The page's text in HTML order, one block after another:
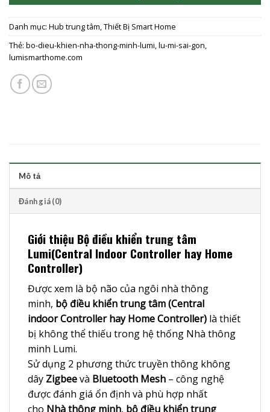
Danh mục: Hub trung tâm,Thiết Bị Smart Home
Thẻ: bo-dieu-khien-nha-thong-minh-lumi,lu-mi-sai-gon,
lumismarthome.com
Mô tả
Đánh giá (0)
Giới thiệu Bộ điều khiển trung tâm
Lumi(Central Indoor Controller hay Home
Controller)
Được xem là bộ não của ngôi nhà thông
minh, bộ điều khiển trung tâm (Central
indoor Controller hay Home Controller) là thiết
bị không thể thiếu trong hệ thống Nhà thông
minh Lumi.
Sử dụng 2 phương thức truyền thông không
dây Zigbeevà Bluetooth Mesh – công nghệ
được đánh giá ổn định và phù hợp nhất
cho Nhà thông minh, bộ điều khiển trung